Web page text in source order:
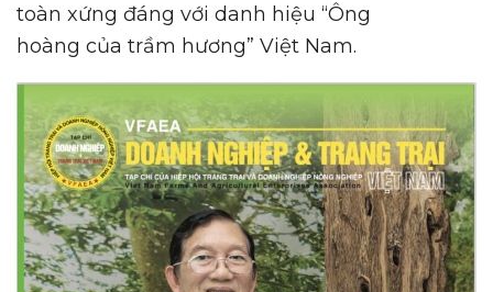
toàn xứng đáng với danh hiệu “Ông
hoàng của trầm hương” Việt Nam.